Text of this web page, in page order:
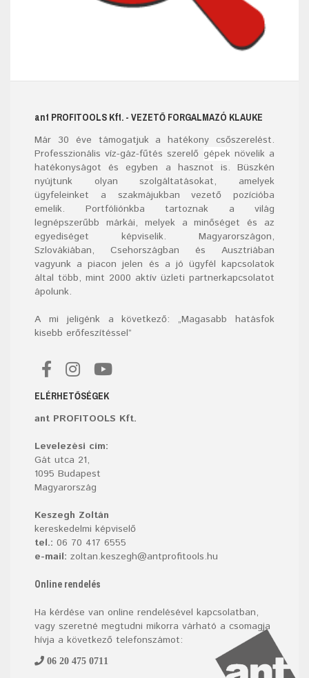
ant PROFITOOLS Kft. - VEZETŐ FORGALMAZÓ KLAUKE
Már 30 éve támogatjuk a hatékony csőszerelést.
Professzionális víz-gáz-fűtés szerelő gépeknövelik a
hatékonyságot és egyben a hasznot is. Büszkén
nyújtunk olyan szolgáltatásokat, amelyek
ügyfeleinket a szakmájukban vezető pozícióba
emelik. Portfóliónkba tartoznak a világ
legnépszerűbb márkái, melyek a minőséget és az
egyediséget képviselik. Magyarországon,
Szlovákiában, Csehországban és Ausztriában
vagyunk a piacon jelen és a jó ügyfél kapcsolatok
által több, mint 2000 aktív üzleti partnerkapcsolatot
ápolunk.
A mi jeligénk a következő: „Magasabb hatásfok
kisebb erőfeszítéssel”
ELÉRHETŐSÉGEK
ant PROFITOOLS Kft.
Levelezési cím:
Gát utca 21,
1095 Budapest
Magyarország
Keszegh Zoltán
kereskedelmi képviselő
tel.: 06 70 417 6555
e-mail: zoltan.keszegh@antprofitools.hu
Online rendelés
Ha kérdése van online rendelésével kapcsolatban,
vagy szeretné megtudni mikorra várható a csomagja
hívja a következő telefonszámot:
06 20 475 0711